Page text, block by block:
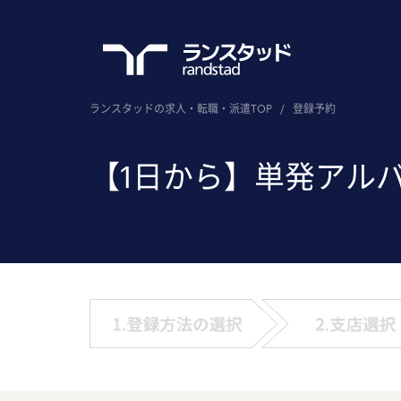
ランスタッドの求人・転職・派遣TOP / 登録予約
【1日から】単発アル